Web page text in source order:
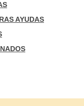
AYUDAS